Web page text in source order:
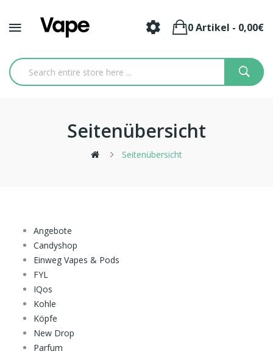
0 Artikel - 0,00€
Seitenübersicht
Seitenübersicht
Angebote
Candyshop
Einweg Vapes & Pods
FYL
IQos
Kohle
Köpfe
New Drop
Parfum